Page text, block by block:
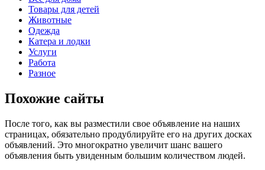
Товары для детей
Животные
Одежда
Катера и лодки
Услуги
Работа
Разное
Похожие сайты
После того, как вы разместили свое объявление на наших
страницах, обязательно продублируйте его на других досках
объявлений. Это многократно увеличит шанс вашего
объявления быть увиденным большим количеством людей.